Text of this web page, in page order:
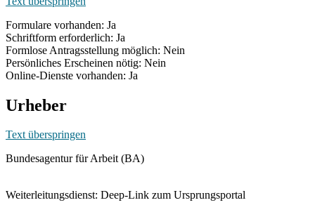
Formulare vorhanden: Ja
Schriftform erforderlich: Ja
Formlose Antragsstellung möglich: Nein
Persönliches Erscheinen nötig: Nein
Online-Dienste vorhanden: Ja
Urheber
Text überspringen
Bundesagentur für Arbeit (BA)
Weiterleitungsdienst: Deep-Link zum Ursprungsportal